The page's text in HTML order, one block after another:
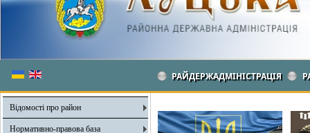
РАЙДЕРЖАДМІНІСТРАЦІЯ
Відомості про район
Нормативно-правова база